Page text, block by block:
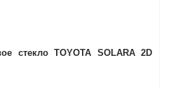
стекло TOYOTA SOLARA 2D